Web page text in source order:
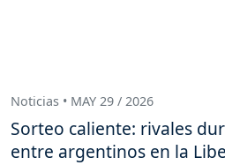
Noticias • MAY 29 / 2026
Sorteo caliente: rivales
entre argentinos en la